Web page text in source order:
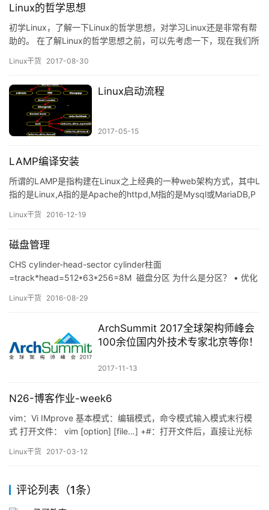
Linux的哲学思想
初学Linux，了解一下Linux的哲学思想，对学习Linux还是非常有帮
助的。 在了解Linux的哲学思想之前，可以先考虑一下，现在我们所
为：面向企业，是一个服务器操作系统。其所关注的地方是：高性
设计的时候，遵循了如下的哲学思想进…
Linux干货 2017-08-30
Linux启动流程
2017-05-15
LAMP编译安装
所谓的LAMP是指构建在Linux之上经典的一种web架构方式，其中L
指的是Linux,A指的是Apache的httpd,M指的是Mysql或MariaDB,P
用户的请求，然后将需要处理的php页面交由后端的php应用程序处
…
Linux干货 2016-12-19
磁盘管理
CHS cylinder-head-sector cylinder柱面
=track*head=512*63*256=8M 磁盘分区 为什么是分区？ • 优化
序 • 安装多个OS • 采用不同文件系统 MBR：使用32位表示扇区
Linux干货 2016-08-29
ArchSummit 2017全球架构师峰会
100余位国内外技术专家北京等你！
2017-11-13
N26-博客作业-week6
vim：Vi IMprove 基本模式：编辑模式，命令模式输入模式末行模
式 打开文件： vim [option] [file…] +#：打开文件后，直接让光标
个被PATTERN匹配到的行的行首 模式转换：编辑模式：默认模式编
Linux干货 2017-03-12
评论列表（1条）